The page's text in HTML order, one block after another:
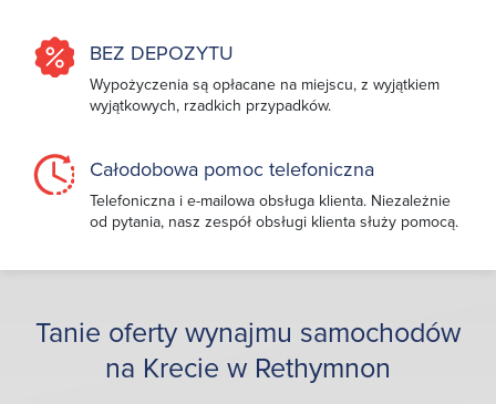
BEZ DEPOZYTU
Wypożyczenia są opłacane na miejscu, z wyjątkiem
wyjątkowych, rzadkich przypadków.
Całodobowa pomoc telefoniczna
Telefoniczna i e-mailowa obsługa klienta. Niezależnie
od pytania, nasz zespół obsługi klienta służy pomocą.
Tanie oferty wynajmu samochodów
na Krecie w Rethymnon